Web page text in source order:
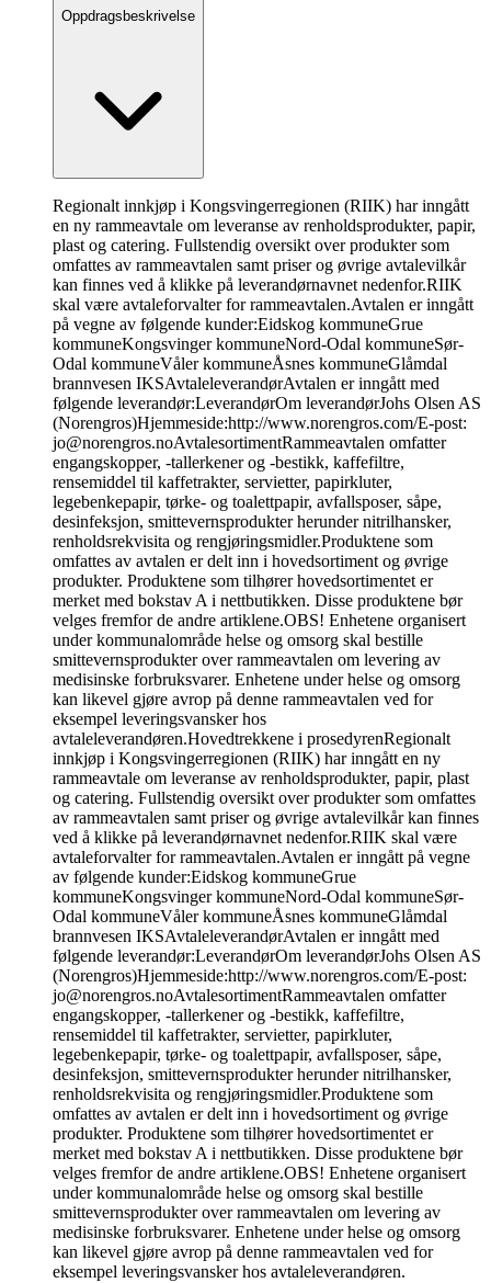
Oppdragsbeskrivelse
Regionalt innkjøp i Kongsvingerregionen (RIIK) har inngått
en ny rammeavtale om leveranse av renholdsprodukter, papir,
plast og catering. Fullstendig oversikt over produkter som
omfattes av rammeavtalen samt priser og øvrige avtalevilkår
kan finnes ved å klikke på leverandørnavnet nedenfor.RIIK
skal være avtaleforvalter for rammeavtalen.Avtalen er inngått
på vegne av følgende kunder:Eidskog kommuneGrue
kommuneKongsvinger kommuneNord-Odal kommuneSør-
Odal kommuneVåler kommuneÅsnes kommuneGlåmdal
brannvesen IKSAvtaleleverandørAvtalen er inngått med
følgende leverandør:LeverandørOm leverandørJohs Olsen AS
(Norengros)Hjemmeside:http://www.norengros.com/E-post:
jo@norengros.noAvtalesortimentRammeavtalen omfatter
engangskopper, -tallerkener og -bestikk, kaffefiltre,
rensemiddel til kaffetrakter, servietter, papirkluter,
legebenkepapir, tørke- og toalettpapir, avfallsposer, såpe,
desinfeksjon, smittevernsprodukter herunder nitrilhansker,
renholdsrekvisita og rengjøringsmidler.Produktene som
omfattes av avtalen er delt inn i hovedsortiment og øvrige
produkter. Produktene som tilhører hovedsortimentet er
merket med bokstav A i nettbutikken. Disse produktene bør
velges fremfor de andre artiklene.OBS! Enhetene organisert
under kommunalområde helse og omsorg skal bestille
smittevernsprodukter over rammeavtalen om levering av
medisinske forbruksvarer. Enhetene under helse og omsorg
kan likevel gjøre avrop på denne rammeavtalen ved for
eksempel leveringsvansker hos
avtaleleverandøren.Hovedtrekkene i prosedyrenRegionalt
innkjøp i Kongsvingerregionen (RIIK) har inngått en ny
rammeavtale om leveranse av renholdsprodukter, papir, plast
og catering. Fullstendig oversikt over produkter som omfattes
av rammeavtalen samt priser og øvrige avtalevilkår kan finnes
ved å klikke på leverandørnavnet nedenfor.RIIK skal være
avtaleforvalter for rammeavtalen.Avtalen er inngått på vegne
av følgende kunder:Eidskog kommuneGrue
kommuneKongsvinger kommuneNord-Odal kommuneSør-
Odal kommuneVåler kommuneÅsnes kommuneGlåmdal
brannvesen IKSAvtaleleverandørAvtalen er inngått med
følgende leverandør:LeverandørOm leverandørJohs Olsen AS
(Norengros)Hjemmeside:http://www.norengros.com/E-post:
jo@norengros.noAvtalesortimentRammeavtalen omfatter
engangskopper, -tallerkener og -bestikk, kaffefiltre,
rensemiddel til kaffetrakter, servietter, papirkluter,
legebenkepapir, tørke- og toalettpapir, avfallsposer, såpe,
desinfeksjon, smittevernsprodukter herunder nitrilhansker,
renholdsrekvisita og rengjøringsmidler.Produktene som
omfattes av avtalen er delt inn i hovedsortiment og øvrige
produkter. Produktene som tilhører hovedsortimentet er
merket med bokstav A i nettbutikken. Disse produktene bør
velges fremfor de andre artiklene.OBS! Enhetene organisert
under kommunalområde helse og omsorg skal bestille
smittevernsprodukter over rammeavtalen om levering av
medisinske forbruksvarer. Enhetene under helse og omsorg
kan likevel gjøre avrop på denne rammeavtalen ved for
eksempel leveringsvansker hos avtaleleverandøren.